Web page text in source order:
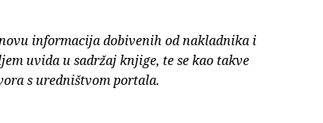
informacija dobivenih od nakladnika i
uvida u sadržaj knjige, te se kao takve
s uredništvom portala.